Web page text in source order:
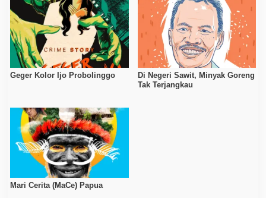
Geger Kolor Ijo Probolinggo
Di Negeri Sawit, Minyak Goreng
Tak Terjangkau
Mari Cerita (MaCe) Papua